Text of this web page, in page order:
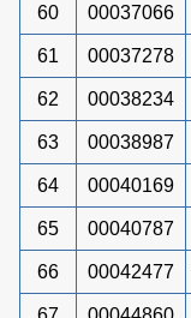
60 00037066
61 00037278
62 00038234
63 00038987
64 00040169
65 00040787
66 00042477